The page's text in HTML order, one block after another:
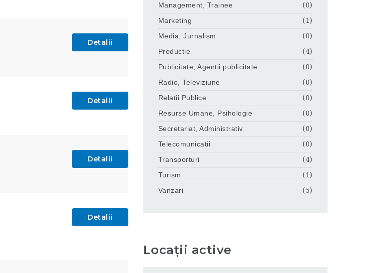
Detalii
Detalii
Detalii
Detalii
Management, Trainee
(0)
Marketing
(1)
Media, Jurnalism
(0)
Productie
(4)
Publicitate, Agentii publicitate
(0)
Radio, Televiziune
(0)
Relatii Publice
(0)
Resurse Umane, Psihologie
(0)
Secretariat, Administrativ
(0)
Telecomunicatii
(0)
Transporturi
(4)
Turism
(1)
Vanzari
(5)
Locații active